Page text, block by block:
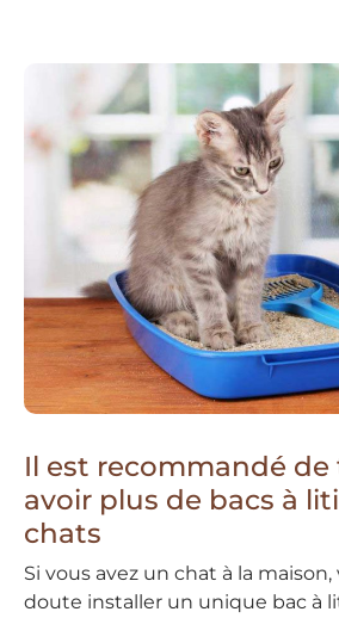
Il est recommandé
avoir plus de bacs à
chats
Si vous avez un chat à la maison,
doute installer un unique bac à